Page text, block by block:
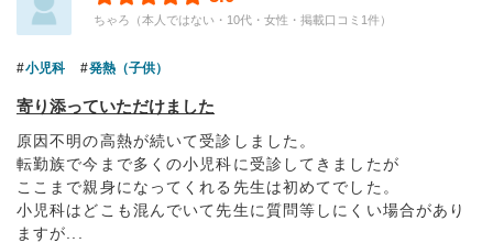
ちゃろ（本人ではない・10代・女性・掲載口コミ1件）
小児科 発熱（子供）
寄り添っていただけました
原因不明の高熱が続いて受診しました。
転勤族で今まで多くの小児科に受診してきましたが
ここまで親身になってくれる先生は初めてでした。
小児科はどこも混んでいて先生に質問等しにくい場合があり
ますが...